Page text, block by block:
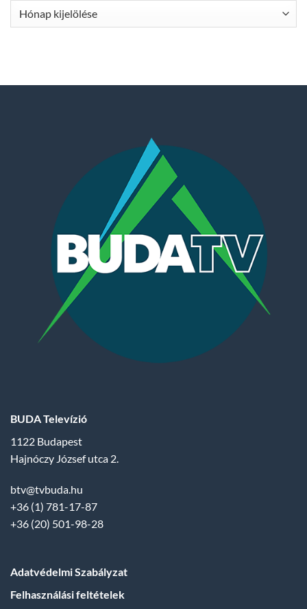
Archívum
BUDA Televízió
1122 Budapest
Hajnóczy József utca 2.
btv@tvbuda.hu
+36 (1) 781-17-87
+36 (20) 501-98-28
Adatvédelmi Szabályzat
Felhasználási feltételek